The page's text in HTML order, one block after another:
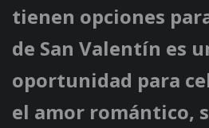
tienen opciones
de San Valentín es
oportunidad para
el amor romántico,